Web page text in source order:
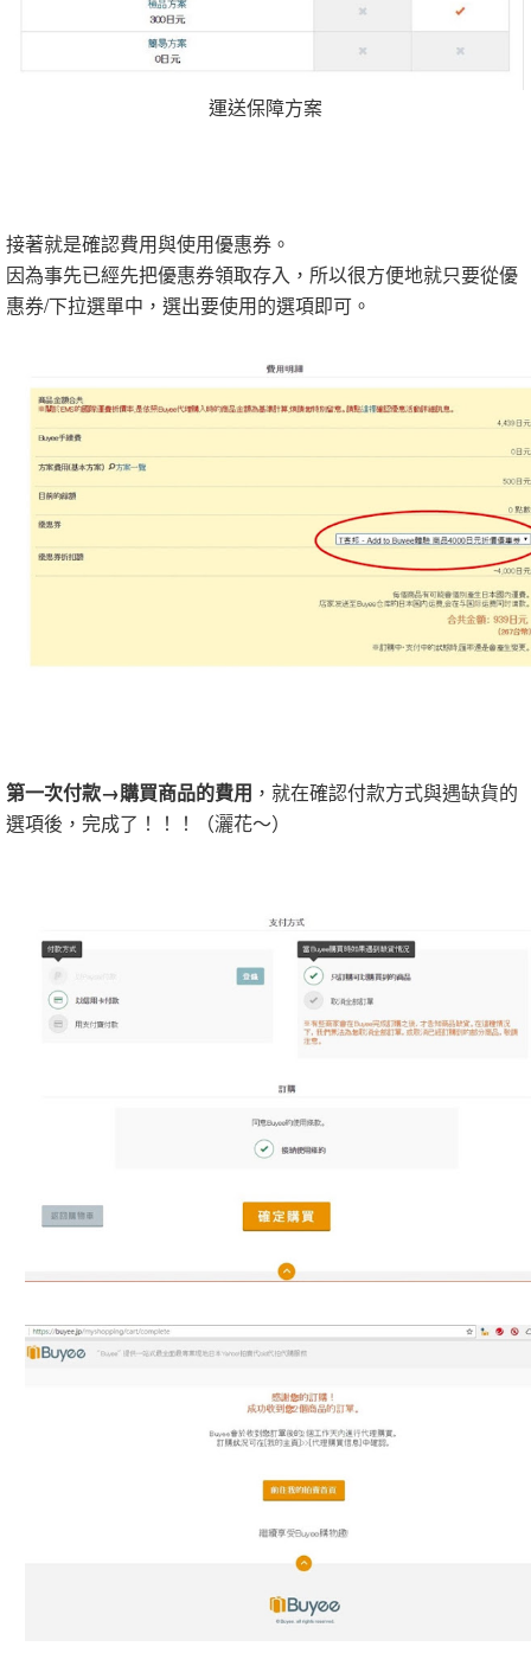
運送保障方案
接著就是確認費用與使用優惠券。
因為事先已經先把優惠券領取存入，所以很方便地就只要從優
惠券/下拉選單中，選出要使用的選項即可。
第一次付款→購買商品的費用 ，就在確認付款方式與遇缺貨的
選項後，完成了！！！（灑花～）